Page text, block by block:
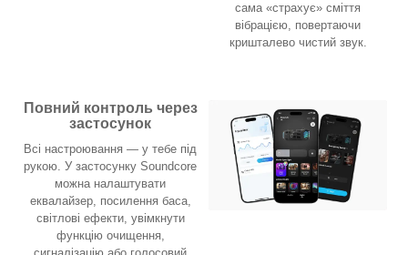
сама «страхує» сміття
вібрацією, повертаючи
кришталево чистий звук.
Повний контроль через
застосунок
Всі настроювання — у тебе під
рукою. У застосунку Soundcore
можна налаштувати
еквалайзер, посилення баса,
світлові ефекти, увімкнути
функцію очищення,